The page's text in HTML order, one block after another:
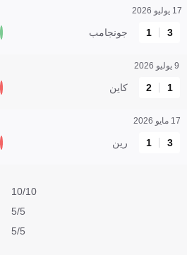
17 يوليو 2026
3
1 جونجامب
9 يوليو 2026
1
2 كاين
17 مايو 2026
3
1 رين
10/10
5/5
5/5